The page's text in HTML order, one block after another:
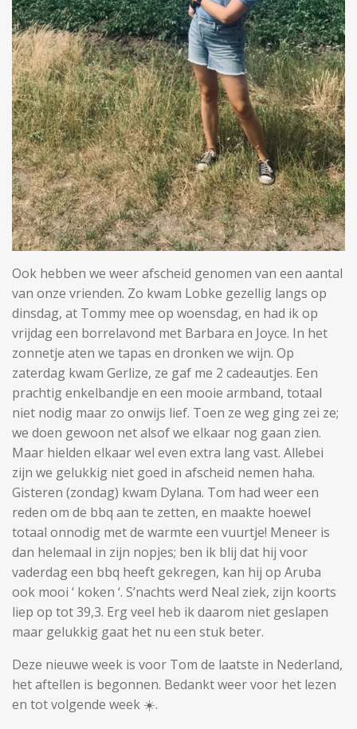
Ook hebben we weer afscheid genomen van een aantal
van onze vrienden. Zo kwam Lobke gezellig langs op
dinsdag, at Tommy mee op woensdag, en had ik op
vrijdag een borrelavond met Barbara en Joyce. In het
zonnetje aten we tapas en dronken we wijn. Op
zaterdag kwam Gerlize, ze gaf me 2 cadeautjes. Een
prachtig enkelbandje en een mooie armband, totaal
niet nodig maar zo onwijs lief. Toen ze weg ging zei ze;
we doen gewoon net alsof we elkaar nog gaan zien.
Maar hielden elkaar wel even extra lang vast. Allebei
zijn we gelukkig niet goed in afscheid nemen haha.
Gisteren (zondag) kwam Dylana. Tom had weer een
reden om de bbq aan te zetten, en maakte hoewel
totaal onnodig met de warmte een vuurtje! Meneer is
dan helemaal in zijn nopjes; ben ik blij dat hij voor
vaderdag een bbq heeft gekregen, kan hij op Aruba
ook mooi ‘ koken ‘. S’nachts werd Neal ziek, zijn koorts
liep op tot 39,3. Erg veel heb ik daarom niet geslapen
maar gelukkig gaat het nu een stuk beter.
Deze nieuwe week is voor Tom de laatste in Nederland,
het aftellen is begonnen. Bedankt weer voor het lezen
en tot volgende week ☀️.